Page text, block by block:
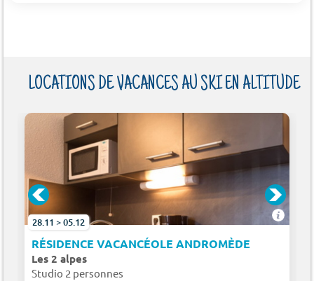
LOCATIONS DE VACANCES AU SKI EN ALTITUDE
28.11 > 05.12
RÉSIDENCE VACANCÉOLE ANDROMÈDE
Les 2 alpes
Studio 2 personnes